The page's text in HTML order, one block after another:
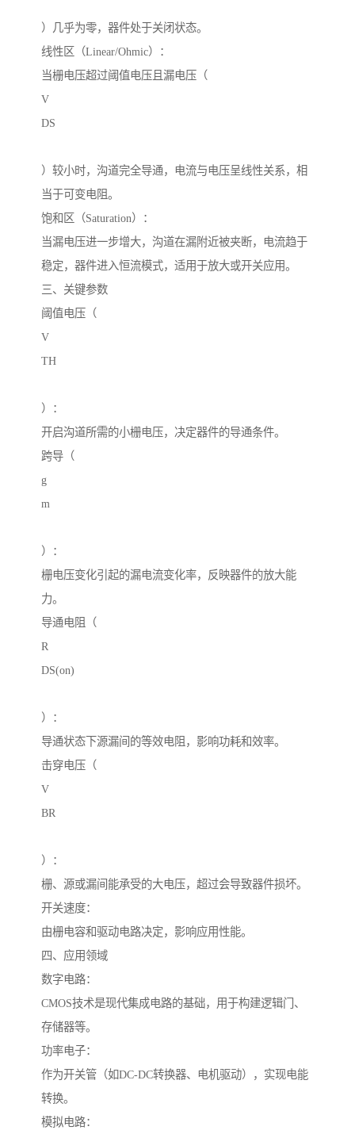
）几乎为零，器件处于关闭状态。
线性区（Linear/Ohmic）：
当栅电压超过阈值电压且漏电压（
V
DS
）较小时，沟道完全导通，电流与电压呈线性关系，相
当于可变电阻。
饱和区（Saturation）：
当漏电压进一步增大，沟道在漏附近被夹断，电流趋于
稳定，器件进入恒流模式，适用于放大或开关应用。
三、关键参数
阈值电压（
V
TH
）：
开启沟道所需的小栅电压，决定器件的导通条件。
跨导（
g
m
）：
栅电压变化引起的漏电流变化率，反映器件的放大能
力。
导通电阻（
R
DS(on)
）：
导通状态下源漏间的等效电阻，影响功耗和效率。
击穿电压（
V
BR
）：
栅、源或漏间能承受的大电压，超过会导致器件损坏。
开关速度：
由栅电容和驱动电路决定，影响应用性能。
四、应用领域
数字电路：
CMOS技术是现代集成电路的基础，用于构建逻辑门、
存储器等。
功率电子：
作为开关管（如DC-DC转换器、电机驱动），实现电能
转换。
模拟电路：